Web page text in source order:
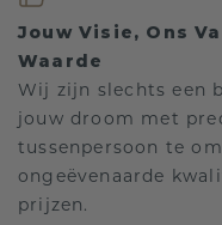
Jouw Visie, Ons
Waarde
Wij zijn slechts een
jouw droom met
tussenpersoon te
ongeëvenaarde
prijzen.